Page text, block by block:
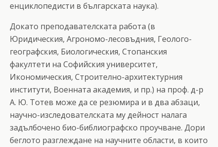
енциклопедисти в българската наука).
Докато преподавателската работа (в
Юридическия, Агрономо-лесовъдния, Геолого-
географския, Биологическия, Стопанския
факултети на Софийския университет,
Икономическия, Строително-архитектурния
институти, Военната академия, и пр.) на проф. д-р
А. Ю. Тотев може да се резюмира и в два абзаци,
научно-изследователската му дейност налага
задълбочено био-библиографско проучване. Дори
беглото разглеждане на научните области, в които